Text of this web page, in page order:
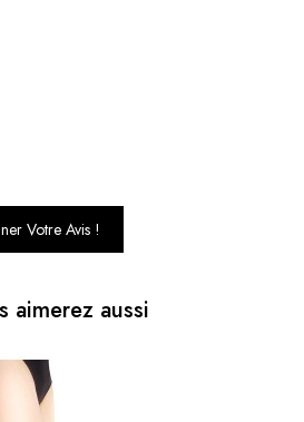
Votre Avis !
aimerez aussi